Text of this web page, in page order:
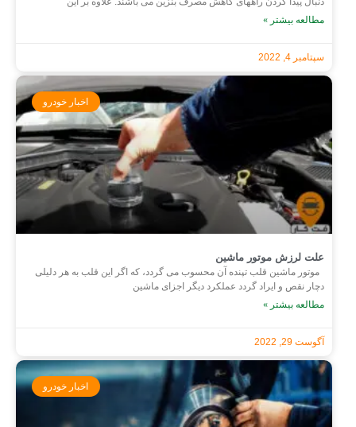
مطالعه بیشتر »
سپتامبر 4, 2022
اخبار خودرو
علت لرزش موتور ماشین
موتور ماشین قلب تپنده آن محسوب می گردد، که اگر این قلب به هر دلیلی
دچار نقص و ایراد گردد عملکرد دیگر اجزای ماشین
مطالعه بیشتر »
آگوست 29, 2022
اخبار خودرو